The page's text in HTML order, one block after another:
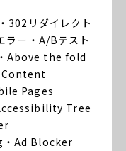
・302リダイレクト
ラー ・A/Bテスト
・Above the fold
Pages
Tree
・Ad Blocker